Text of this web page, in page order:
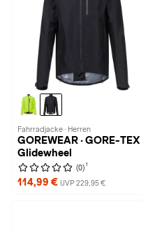
Fahrradjacke · Herren
GOREWEAR · GORE-TEX
Glidewheel
(0) 1
114,99 € UVP 229,95 €